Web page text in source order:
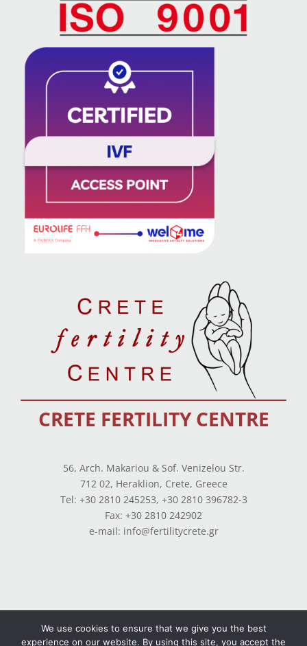
CRETE FERTILITY CENTRE
56, Arch. Makariou & Sof. Venizelou Str.
712 02, Heraklion, Crete, Greece
Tel: +30 2810 245253, +30 2810 396782-3
Fax: +30 2810 242902
e-mail: info@fertilitycrete.gr
Terms of use—Privacy Policy—Balance Sheets
We use cookies to ensure that we give you the best
experience on our website. By using this site, you accept the